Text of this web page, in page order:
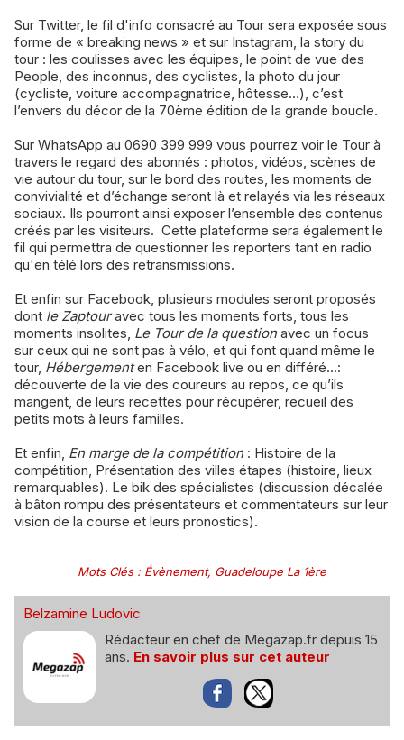
Sur Twitter, le fil d'info consacré au Tour sera exposée sous
forme de « breaking news » et sur Instagram, la story du
tour : les coulisses avec les équipes, le point de vue des
People, des inconnus, des cyclistes, la photo du jour
(cycliste, voiture accompagnatrice, hôtesse…), c’est
l’envers du décor de la 70ème édition de la grande boucle.
Sur WhatsApp au 0690 399 999 vous pourrez voir le Tour à
travers le regard des abonnés : photos, vidéos, scènes de
vie autour du tour, sur le bord des routes, les moments de
convivialité et d’échange seront là et relayés via les réseaux
sociaux. Ils pourront ainsi exposer l’ensemble des contenus
créés par les visiteurs. Cette plateforme sera également le
fil qui permettra de questionner les reporters tant en radio
qu'en télé lors des retransmissions.
Et enfin sur Facebook, plusieurs modules seront proposés
dont le Zaptouravec tous les moments forts, tous les
moments insolites, Le Tour de la questionavec un focus
sur ceux qui ne sont pas à vélo, et qui font quand même le
tour, Hébergementen Facebook live ou en différé...:
découverte de la vie des coureurs au repos, ce qu’ils
mangent, de leurs recettes pour récupérer, recueil des
petits mots à leurs familles.
Et enfin, En marge de la compétition: Histoire de la
compétition, Présentation des villes étapes (histoire, lieux
remarquables). Le bik des spécialistes (discussion décalée
à bâton rompu des présentateurs et commentateurs sur leur
vision de la course et leurs pronostics).
Mots Clés: Évènement, Guadeloupe La 1ère
Belzamine Ludovic
Rédacteur en chef de Megazap.fr depuis 15
ans. En savoir plus sur cet auteur